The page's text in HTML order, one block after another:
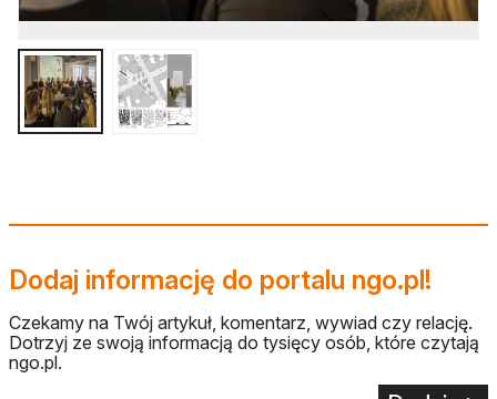
Dodaj informację do portalu ngo.pl!
Czekamy na Twój artykuł, komentarz, wywiad czy relację.
Dotrzyj ze swoją informacją do tysięcy osób, które czytają
ngo.pl.